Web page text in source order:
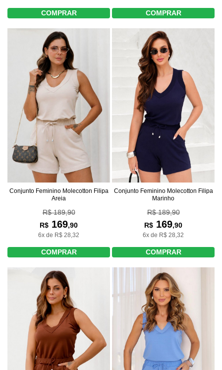
COMPRAR COMPRAR
Conjunto Feminino Molecotton Filipa
Areia
R$ 189,90
R$ 169,90
6x de R$ 28,32
COMPRAR
Conjunto Feminino Molecotton Filipa
Marinho
R$ 189,90
R$ 169,90
6x de R$ 28,32
COMPRAR